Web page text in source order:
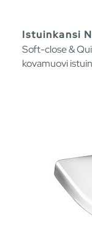
Istuinkansi
Soft-close &
kovamuovi